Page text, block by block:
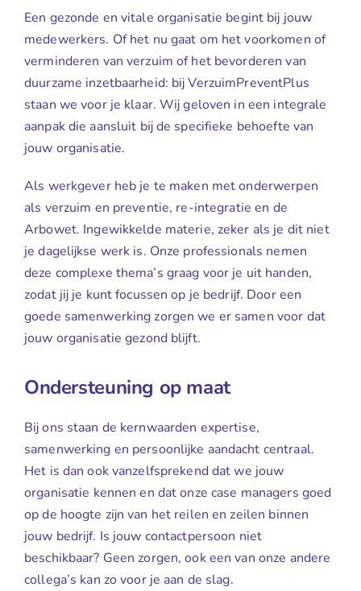
Een gezonde en vitale organisatie begint bij jouw
medewerkers. Of het nu gaat om het voorkomen of
verminderen van verzuim of het bevorderen van
duurzame inzetbaarheid: bij VerzuimPreventPlus
staan we voor je klaar. Wij geloven in een integrale
aanpak die aansluit bij de specifieke behoefte van
jouw organisatie.
Als werkgever heb je te maken met onderwerpen
als verzuim en preventie, re-integratie en de
Arbowet. Ingewikkelde materie, zeker als je dit niet
je dagelijkse werk is. Onze professionals nemen
deze complexe thema’s graag voor je uit handen,
zodat jij je kunt focussen op je bedrijf. Door een
goede samenwerking zorgen we er samen voor dat
jouw organisatie gezond blijft.
Ondersteuning op maat
Bij ons staan de kernwaarden expertise,
samenwerking en persoonlijke aandacht centraal.
Het is dan ook vanzelfsprekend dat we jouw
organisatie kennen en dat onze case managers goed
op de hoogte zijn van het reilen en zeilen binnen
jouw bedrijf. Is jouw contactpersoon niet
beschikbaar? Geen zorgen, ook een van onze andere
collega’s kan zo voor je aan de slag.